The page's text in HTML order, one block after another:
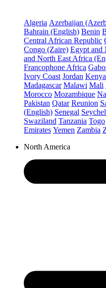
Algeria Azerbaijan
Bahrain (English) Benin
Central African Republic
Congo (Zaire) Egypt and
and North East Africa
Francophone Africa
Ivory Coast Jordan Kenya
Madagascar Malawi Mali
Morocco Mozambique
Pakistan Qatar Reunion
(English) Senegal
Swaziland Tanzania Togo
Emirates Yemen Zambia
North America